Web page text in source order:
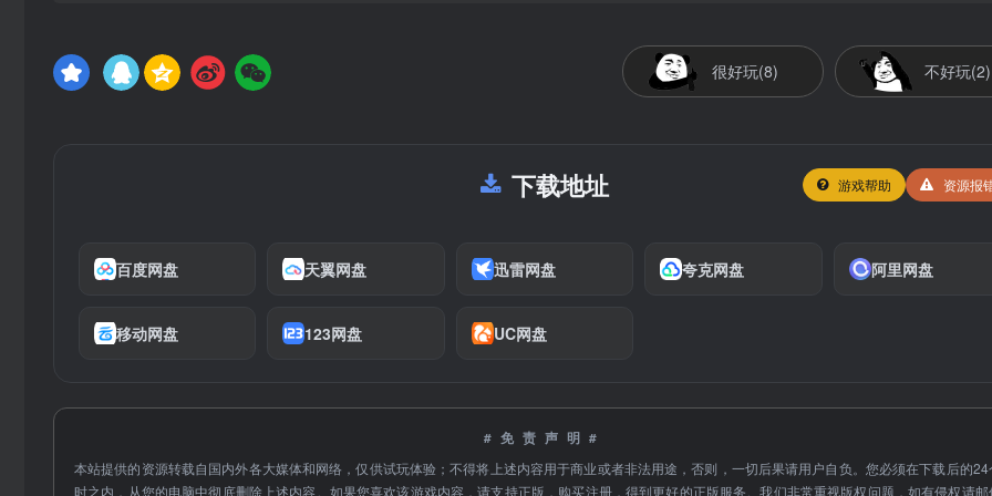
很好玩(8) 不好玩(2)
下载地址 游戏帮助 资源报
百度网盘 天翼网盘 迅雷网盘 夸克网盘 阿里网盘
移动网盘 123网盘 UC网盘
#免责声明#
本站提供的资源转载自国内外各大媒体和网络，仅供试玩体验；不得将上述内容用于商业或者非法用途，否则，一切后果请用户自负。您必须在下载后的24
时之内，从您的电脑中彻底删除上述内容。如果您喜欢该游戏内容，请支持正版，购买注册，得到更好的正版服务。我们非常重视版权问题，如有侵权请邮